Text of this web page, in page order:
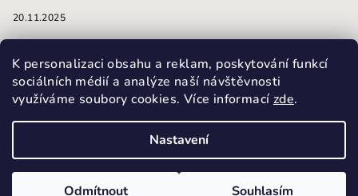
K personalizaci obsahu a reklam, poskytování funkcí
sociálních médií a analýze naší návštěvnosti
využíváme soubory cookies. Více informací zde.
Nastavení
Odmítnout Souhlasím
20.11.2025
masáže
13.10.2025
Všechna práva vyhrazena.